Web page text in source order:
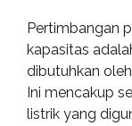
Pertimbangan
kapasitas
dibutuhkan
Ini mencakup
listrik yang